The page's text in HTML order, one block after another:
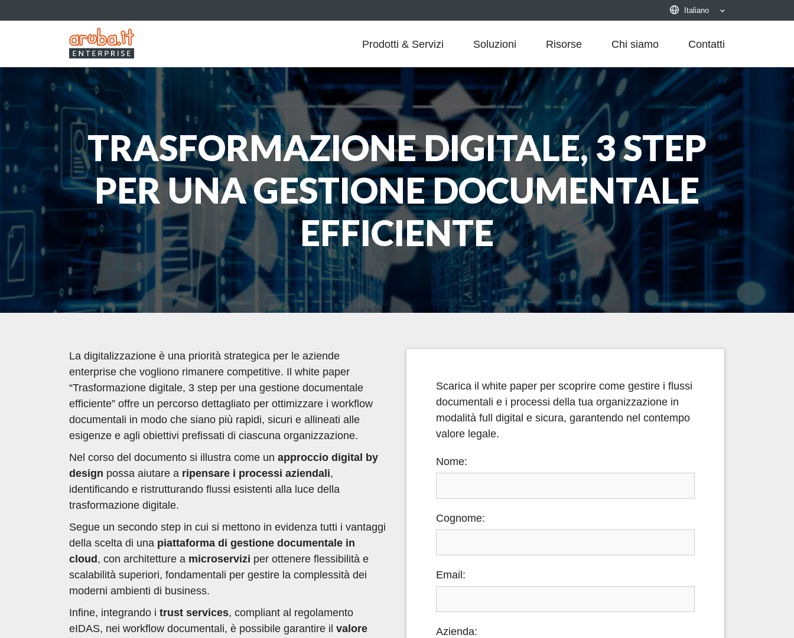
Italiano
Prodotti & Servizi Soluzioni Risorse Chi siamo Contatti
TRASFORMAZIONE DIGITALE, 3 STEP
PER UNA GESTIONE DOCUMENTALE
EFFICIENTE
La digitalizzazione è una priorità strategica per le aziende
enterprise che vogliono rimanere competitive. Il white paper
“Trasformazione digitale, 3 step per una gestione documentale
efficiente” offre un percorso dettagliato per ottimizzare i workflow
documentali in modo che siano più rapidi, sicuri e allineati alle
esigenze e agli obiettivi prefissati di ciascuna organizzazione.
Nel corso del documento si illustra come un approccio digital by
design possa aiutare a ripensare i processi aziendali,
identificando e ristrutturando flussi esistenti alla luce della
trasformazione digitale.
Segue un secondo step in cui si mettono in evidenza tutti i vantaggi
della scelta di una piattaforma di gestione documentale in
cloud , con architetture a microservizi per ottenere flessibilità e
scalabilità superiori, fondamentali per gestire la complessità dei
moderni ambienti di business.
Infine, integrando i trust services, compliant al regolamento
eIDAS, nei workflow documentali, è possibile garantire il valore
Scarica il white paper per scoprire come gestire i flussi
documentali e i processi della tua organizzazione in
modalità full digital e sicura, garantendo nel contempo
valore legale.
Nome:
Cognome:
Email:
Azienda: